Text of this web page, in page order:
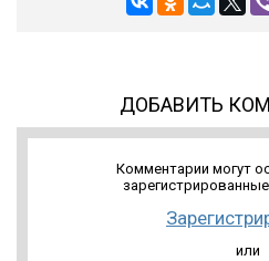
ДОБАВИТЬ
Комментарии могут
или